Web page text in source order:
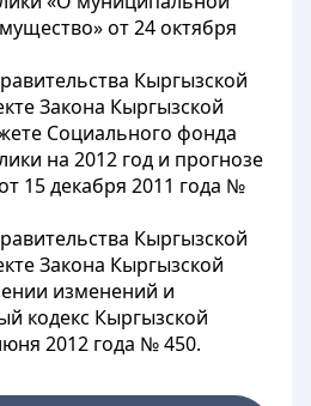
от 24 октября
Кыргызской
Закона Кыргызской
Социального фонда
на 2012 год и прогнозе
15 декабря 2011 года №
Кыргызской
Закона Кыргызской
изменений и
кодекс Кыргызской
2012 года № 450.